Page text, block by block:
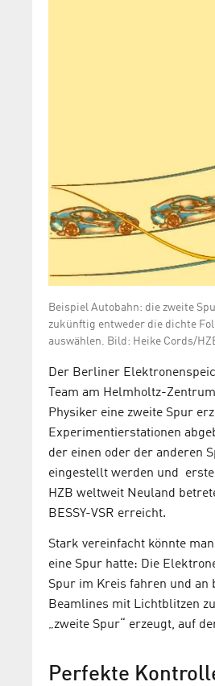
Beispiel Autobahn: die zweite
zukünftig entweder die dichte
auswählen. Bild: Heike Cords/
Der Berliner
Team am Helmholtz-
Physiker eine zweite Spur
Experimentierstationen
der einen oder der anderen
eingestellt werden und erste
HZB weltweit Neuland
BESSY-VSR erreicht.
Stark vereinfacht könnte
eine Spur hatte: Die
Spur im Kreis fahren und an
Beamlines mit Lichtblitzen
„zweite Spur“ erzeugt, auf
Perfekte